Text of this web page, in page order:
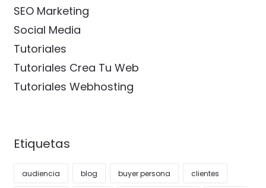
SEO Marketing
Social Media
Tutoriales
Tutoriales Crea Tu Web
Tutoriales Webhosting
Etiquetas
audiencia blog buyer persona clientes